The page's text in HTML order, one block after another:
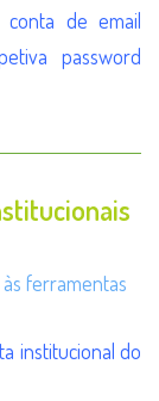
de email
password
ferramentas
institucional do